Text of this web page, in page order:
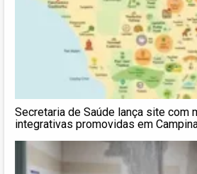
Secretaria de Saúde lança site com
integrativas promovidas em